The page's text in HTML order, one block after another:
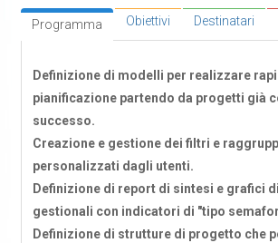
Programma Obiettivi Destinatari
Definizione di modelli per realizzare
pianificazione partendo da progetti già
successo.
Creazione e gestione dei filtri e
personalizzati dagli utenti.
Definizione di report di sintesi e grafici
gestionali con indicatori di "tipo
Definizione di strutture di progetto che